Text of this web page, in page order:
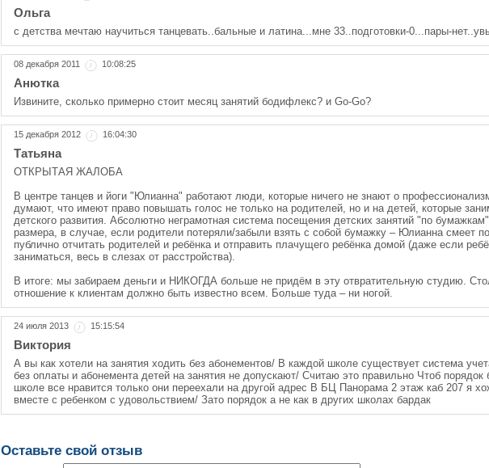
Ольга
с детства мечтаю научиться танцевать..бальные и латина...мне 33..подготовки-0...пары-
08 декабря 2011 10:08:25
Анютка
Извините, сколько примерно стоит месяц занятий бодифлекс? и Go-Go?
15 декабря 2012 16:04:30
Татьяна
ОТКРЫТАЯ ЖАЛОБА
В центре танцев и йоги "Юлианна" работают люди, которые ничего не знают о
думают, что имеют право повышать голос не только на родителей, но и на детей, которые
детского развития. Абсолютно неграмотная система посещения детских занятий "по
размера, в случае, если родители потеряли/забыли взять с собой бумажку – Юлианна смеет
публично отчитать родителей и ребёнка и отправить плачущего ребёнка домой (даже если
заниматься, весь в слезах от расстройства).
В итоге: мы забираем деньги и НИКОГДА больше не придём в эту отвратительную студию.
отношение к клиентам должно быть известно всем. Больше туда – ни ногой.
24 июля 2013 15:15:54
Виктория
А вы как хотели на занятия ходить без абонементов/ В каждой школе существует система
без оплаты и абонемента детей на занятия не допускают/ Считаю это правильно Чтоб
школе все нравится только они переехали на другой адрес В БЦ Панорама 2 этаж каб 207 я
вместе с ребенком с удовольствием/ Зато порядок а не как в других школах бардак
Оставьте свой отзыв